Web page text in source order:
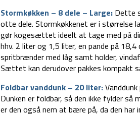
Stormkøkken – 8 dele – Large:Dette
otte dele. Stormkøkkenet er i størrelse
gør kogesættet ideelt at tage med på
hhv. 2 liter og 1,5 liter, en pande på
spritbrænder med låg samt holder,
Sættet kan derudover pakkes kompakt
Foldbar vanddunk – 20 liter:
Dunken er foldbar, så den ikke fylder så
er den også nem at bære på, da den